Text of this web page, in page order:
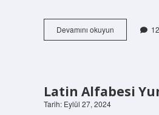
Devamını okuyunMangal
Kömürü
Olur
Latin Alfabesi
Tarih: Eylül 27, 2024